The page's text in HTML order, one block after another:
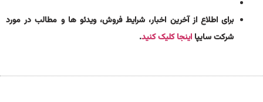
برای اطلاع از آخرین اخبار، شرایط فروش، ویدئو ها و مطالب در مورد
شرکت سایپااینجا کلیک کنید.